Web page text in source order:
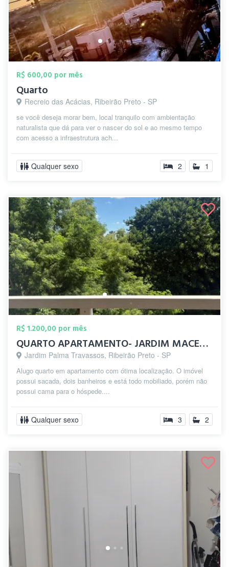
R$ 600,00 por mês
Quarto
Recreio das Acácias, Ribeirão Preto - SP
se você deseja morar bem, local tranquilo com ambientação
naturalista que dá para ver o nascer do sol e ao mesmo tempo
com acesso a infraestrutura ach...
Qualquer sexo 2 1
R$ 1.200,00 por mês
QUARTO APARTAMENTO- JARDIM MACEDO RP
Jardim Palma Travassos, Ribeirão Preto - SP
Alugo quarto em apartamento com ótima localização. O imóvel
possui sacada, dois banheiros e está todo mobiliado, porém não
possui cama para o hóspede....
Qualquer sexo 3 2